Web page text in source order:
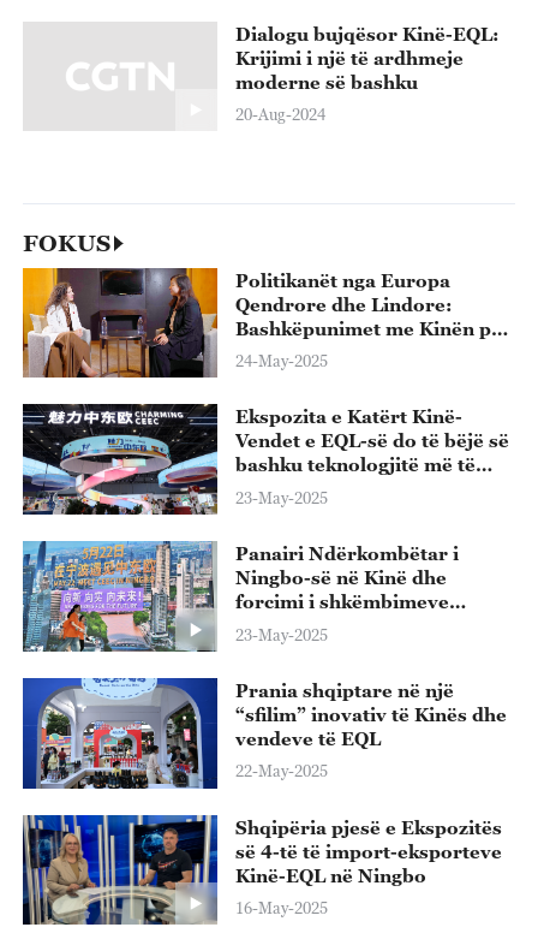
Dialogu bujqësor Kinë-EQL:
Krijimi i një të ardhmeje
moderne së bashku
20-Aug-2024
FOKUS
Politikanët nga Europa
Qendrore dhe Lindore:
Bashkëpunimet me Kinën për
një të ardhme të përbashkët
me përfitime
24-May-2025
Ekspozita e Katërt Kinë-
Vendet e EQL-së do të bëjë së
bashku teknologjitë më të
përparuara globale
23-May-2025
Panairi Ndërkombëtar i
Ningbo-së në Kinë dhe
forcimi i shkëmbimeve
tregtare Kinë-EQL
23-May-2025
Prania shqiptare në një
“sfilim” inovativ të Kinës dhe
vendeve të EQL
22-May-2025
Shqipëria pjesë e Ekspozitës
së 4-të të import-eksporteve
Kinë-EQL në Ningbo
16-May-2025